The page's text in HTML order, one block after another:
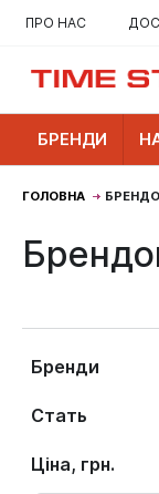
ПРО НАС
БРЕНДИ
ГОЛОВНА
Бренди
Стать
Ціна, грн.